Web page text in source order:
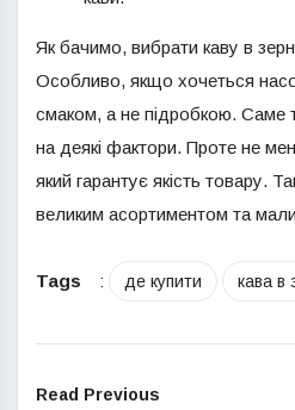
Як бачимо, вибрати каву в
Особливо, якщо хочеться
смаком, а не підробкою. Саме
на деякі фактори. Проте не
який гарантує якість товару.
великим асортиментом та
Tags : де купити кава в
Read Previous